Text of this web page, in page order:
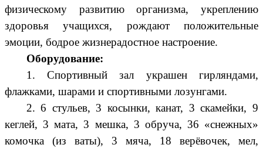
физическому развитию организма, укреплению
здоровья учащихся, рождают положительные
эмоции, бодрое жизнерадостное настроение.
Оборудование:
1. Спортивный зал украшен гирляндами,
флажками, шарами и спортивными лозунгами.
2. 6 стульев, 3 косынки, канат, 3 скамейки, 9
кеглей, 3 мата, 3 мешка, 3 обруча, 36 «снежных»
комочка (из ваты), 3 мяча, 18 верёвочек, мел,